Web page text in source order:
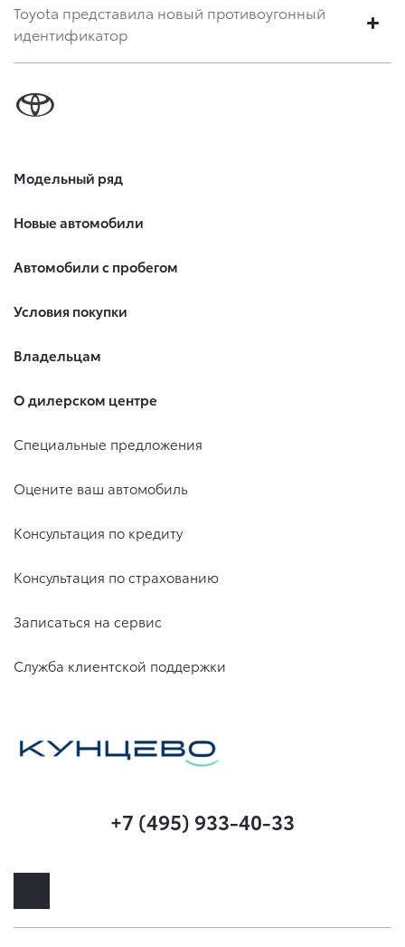
Toyota представила новый противоугонный
идентификатор
Модельный ряд
Новые автомобили
Автомобили с пробегом
Условия покупки
Владельцам
О дилерском центре
Специальные предложения
Оцените ваш автомобиль
Консультация по кредиту
Консультация по страхованию
Записаться на сервис
Служба клиентской поддержки
+7 (495) 933-40-33